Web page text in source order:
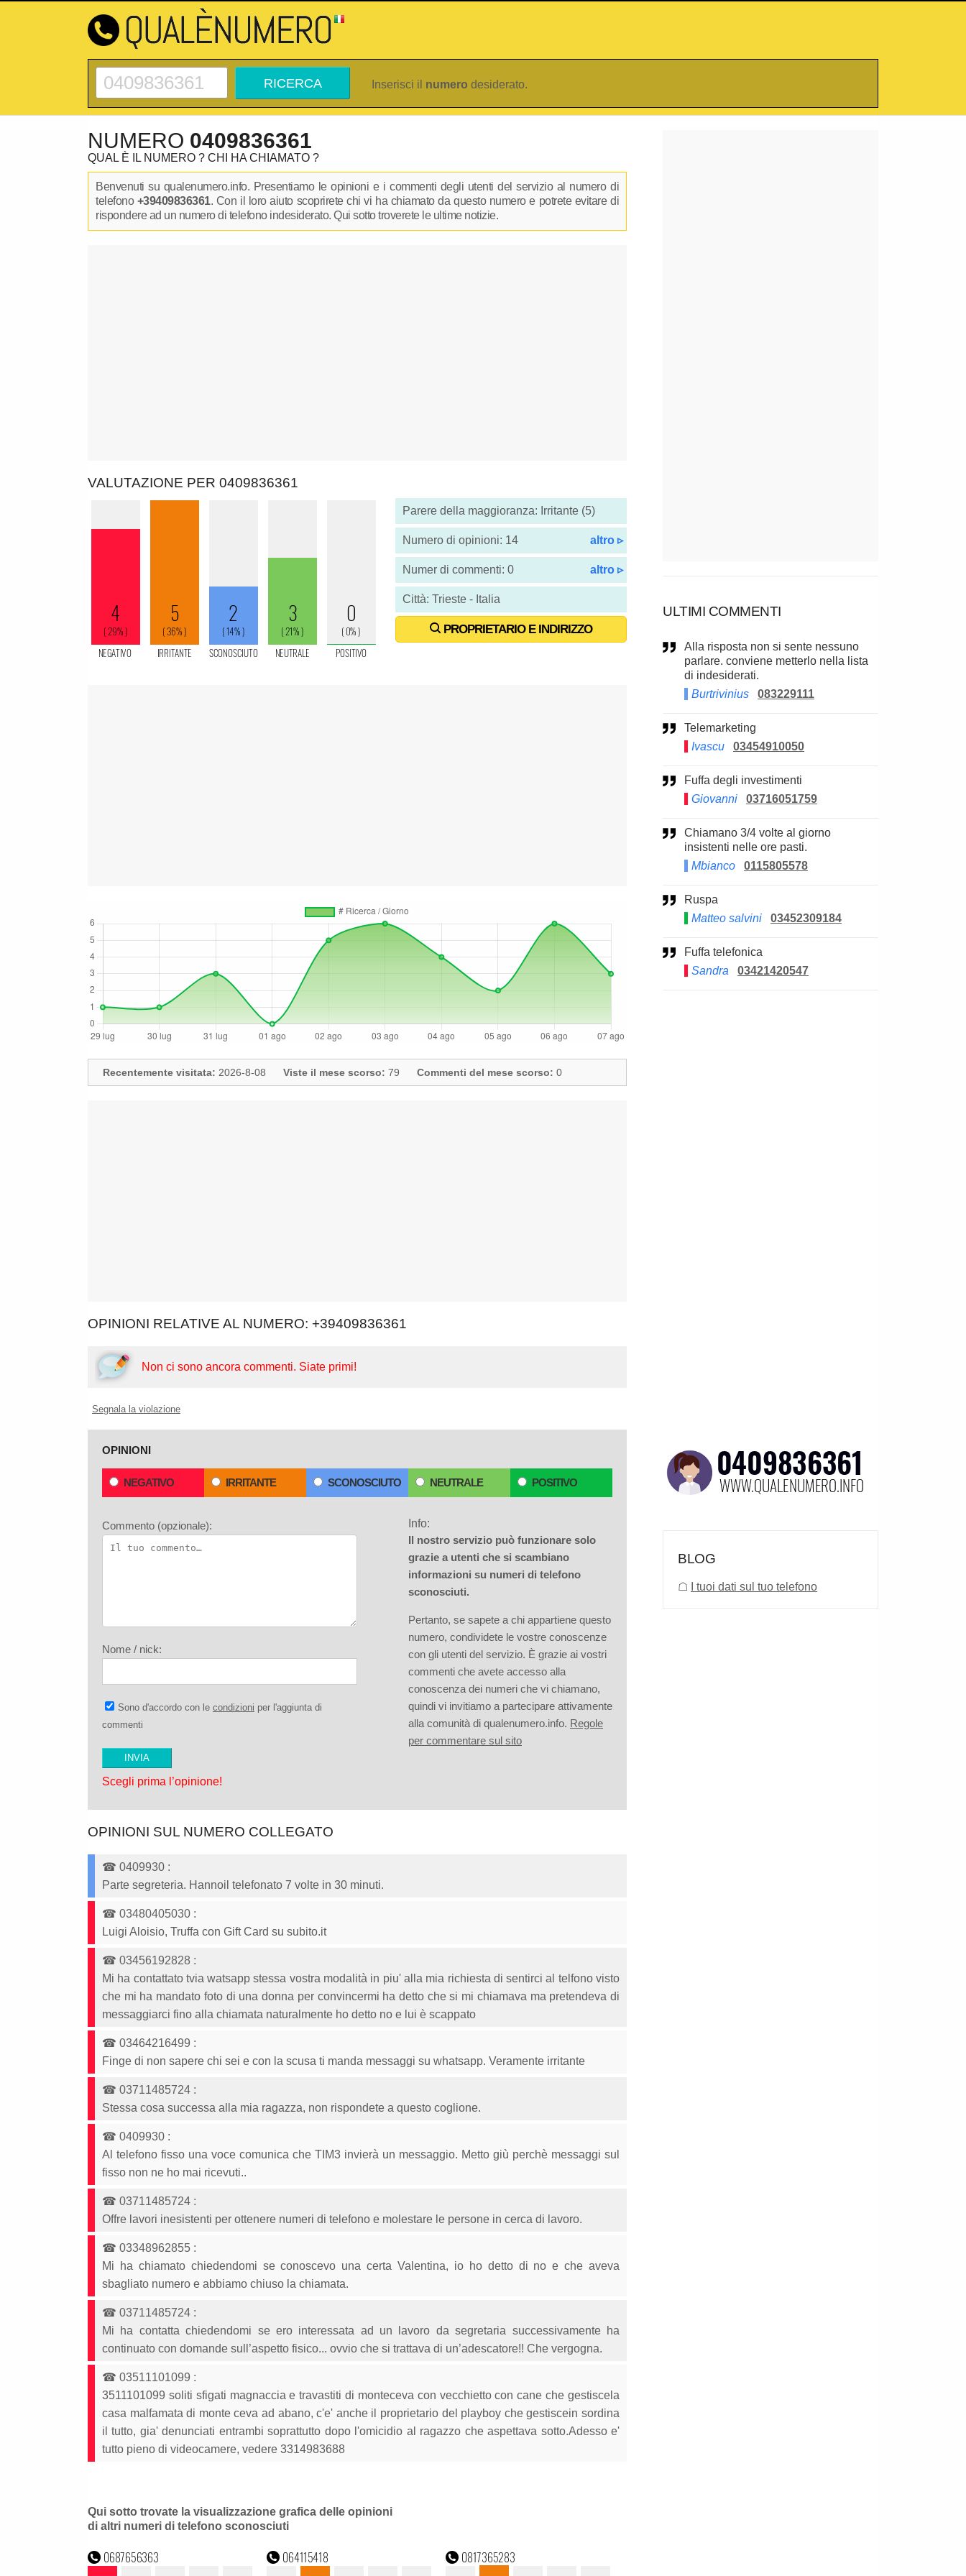
Inserisci il numero desiderato.
NUMERO 0409836361
QUAL È IL NUMERO ? CHI HA CHIAMATO ?
Benvenuti su qualenumero.info. Presentiamo le opinioni e i commenti degli utenti del servizio al numero di
telefono +39409836361. Con il loro aiuto scoprirete chi vi ha chiamato da questo numero e potrete evitare di
rispondere ad un numero di telefono indesiderato. Qui sotto troverete le ultime notizie.
VALUTAZIONE PER 0409836361
Parere della maggioranza: Irritante (5)
Numero di opinioni: 14 altro ▹
Numer di commenti: 0 altro ▹
Città: Trieste - Italia
PROPRIETARIO E INDIRIZZO
Recentemente visitata: 2026-8-08 Viste il mese scorso: 79 Commenti del mese scorso: 0
OPINIONI RELATIVE AL NUMERO: +39409836361
Non ci sono ancora commenti. Siate primi!
Segnala la violazione
OPINIONI
NEGATIVO IRRITANTE SCONOSCIUTO NEUTRALE POSITIVO
Commento (opzionale):
Nome / nick:
Sono d'accordo con le condizioni per l'aggiunta di
commenti
Scegli prima l’opinione!
Info:
Il nostro servizio può funzionare solo
grazie a utenti che si scambiano
informazioni su numeri di telefono
sconosciuti.
Pertanto, se sapete a chi appartiene questo
numero, condividete le vostre conoscenze
con gli utenti del servizio. È grazie ai vostri
commenti che avete accesso alla
conoscenza dei numeri che vi chiamano,
quindi vi invitiamo a partecipare attivamente
alla comunità di qualenumero.info. Regole
per commentare sul sito
OPINIONI SUL NUMERO COLLEGATO
☎ 0409930 :
Parte segreteria. Hannoil telefonato 7 volte in 30 minuti.
☎ 03480405030 :
Luigi Aloisio, Truffa con Gift Card su subito.it
☎ 03456192828 :
Mi ha contattato tvia watsapp stessa vostra modalità in piu' alla mia richiesta di sentirci al telfono visto
che mi ha mandato foto di una donna per convincermi ha detto che si mi chiamava ma pretendeva di
messaggiarci fino alla chiamata naturalmente ho detto no e lui è scappato
☎ 03464216499 :
Finge di non sapere chi sei e con la scusa ti manda messaggi su whatsapp. Veramente irritante
☎ 03711485724 :
Stessa cosa successa alla mia ragazza, non rispondete a questo coglione.
☎ 0409930 :
Al telefono fisso una voce comunica che TIM3 invierà un messaggio. Metto giù perchè messaggi sul
fisso non ne ho mai ricevuti..
☎ 03711485724 :
Offre lavori inesistenti per ottenere numeri di telefono e molestare le persone in cerca di lavoro.
☎ 03348962855 :
Mi ha chiamato chiedendomi se conoscevo una certa Valentina, io ho detto di no e che aveva
sbagliato numero e abbiamo chiuso la chiamata.
☎ 03711485724 :
Mi ha contatta chiedendomi se ero interessata ad un lavoro da segretaria successivamente ha
continuato con domande sull’aspetto fisico... ovvio che si trattava di un’adescatore!! Che vergogna.
☎ 03511101099 :
3511101099 soliti sfigati magnaccia e travastiti di monteceva con vecchietto con cane che gestiscela
casa malfamata di monte ceva ad abano, c'e' anche il proprietario del playboy che gestiscein sordina
il tutto, gia' denunciati entrambi soprattutto dopo l'omicidio al ragazzo che aspettava sotto.Adesso e'
tutto pieno di videocamere, vedere 3314983688
Qui sotto trovate la visualizzazione grafica delle opinioni
di altri numeri di telefono sconosciuti
ULTIMI COMMENTI
Alla risposta non si sente nessuno
parlare. conviene metterlo nella lista
di indesiderati.
Burtrivinius
083229111
Telemarketing
Ivascu
03454910050
Fuffa degli investimenti
Giovanni
03716051759
Chiamano 3/4 volte al giorno
insistenti nelle ore pasti.
Mbianco
0115805578
Ruspa
Matteo salvini
03452309184
Fuffa telefonica
Sandra
03421420547
BLOG
☖ I tuoi dati sul tuo telefono